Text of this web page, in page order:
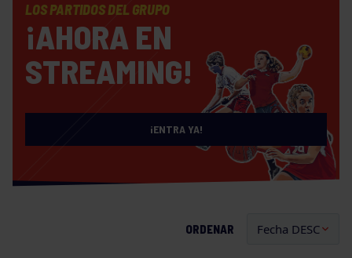
LOS PARTIDOS DEL GRUPO
¡AHORA EN
STREAMING!
¡ENTRA YA!
ORDENAR